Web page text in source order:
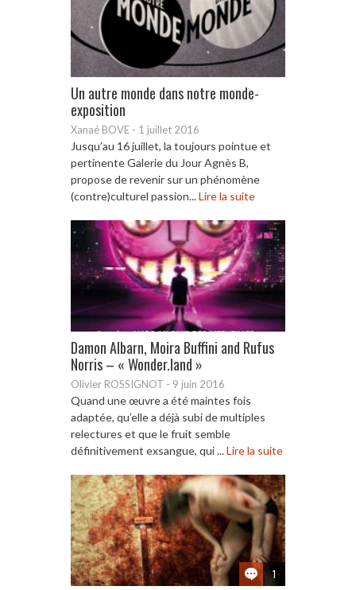
Un autre monde dans notre monde-
exposition
Xanaé BOVE - 1 juillet 2016
Jusqu’au 16 juillet, la toujours pointue et
pertinente Galerie du Jour Agnès B,
propose de revenir sur un phénomène
(contre)culturel passion...Lire la suite
Damon Albarn, Moira Buffini and Rufus
Norris – « Wonder.land »
Olivier ROSSIGNOT - 9 juin 2016
Quand une œuvre a été maintes fois
adaptée, qu’elle a déjà subi de multiples
relectures et que le fruit semble
définitivement exsangue, qui ...Lire la suite
1